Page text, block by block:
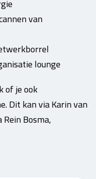
van
lounge
of je ook
Dit kan via Karin van
Bosma,